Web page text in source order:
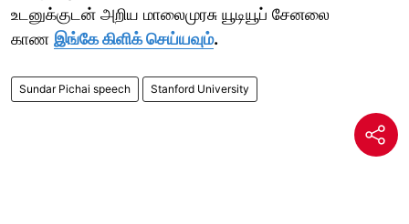
உடனுக்குடன் அறிய மாலைமுரசு யூடியூப் சேனலை
காண இங்கே கிளிக் செய்யவும்.
Sundar Pichai speech Stanford University